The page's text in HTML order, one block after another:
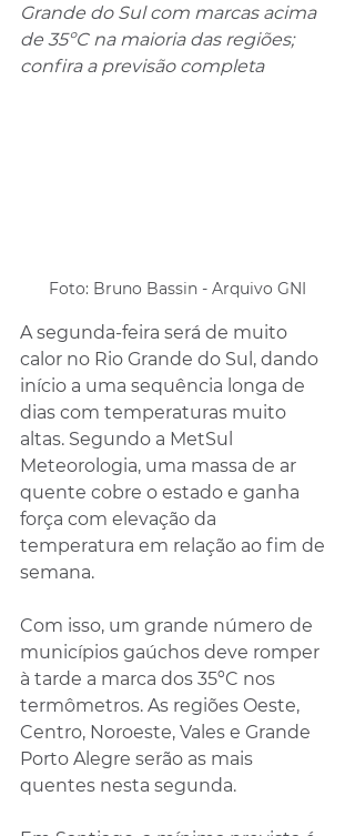
Grande do Sul com marcas acima
de 35ºC na maioria das regiões;
confira a previsão completa
Foto: Bruno Bassin - Arquivo GNI
A segunda-feira será de muito
calor no Rio Grande do Sul, dando
início a uma sequência longa de
dias com temperaturas muito
altas. Segundo a MetSul
Meteorologia, uma massa de ar
quente cobre o estado e ganha
força com elevação da
temperatura em relação ao fim de
semana.
Com isso, um grande número de
municípios gaúchos deve romper
à tarde a marca dos 35ºC nos
termômetros. As regiões Oeste,
Centro, Noroeste, Vales e Grande
Porto Alegre serão as mais
quentes nesta segunda.